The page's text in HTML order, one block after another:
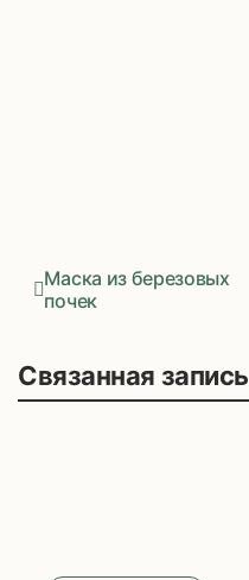
по
Маска из березовых
почек
Связанная запись